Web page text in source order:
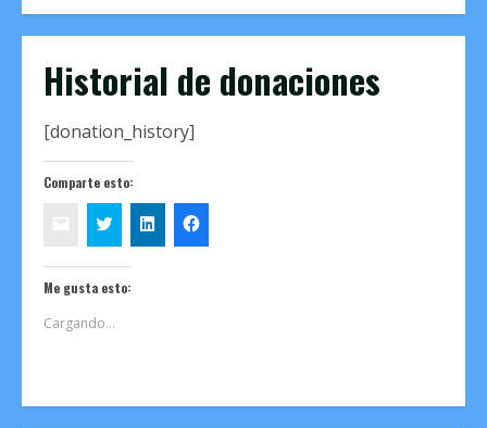
Historial de donaciones
[donation_history]
Comparte esto:
Me gusta esto:
Cargando...